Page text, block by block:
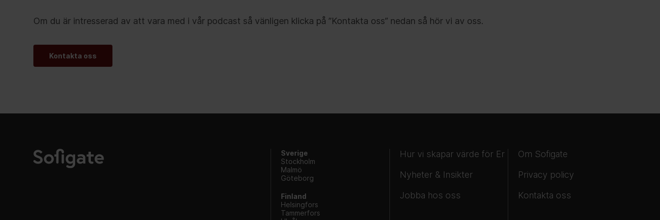
Om du är intresserad av att vara med i vår podcast så vänligen klicka på ”Kontakta oss” nedan så hör vi av oss.
Kontakta oss
Sverige
Stockholm
Malmö
Göteborg
Finland
Helsingfors
Tammerfors
Hur vi skapar värde för Er
Nyheter & Insikter
Jobba hos oss
Om Sofigate
Privacy policy
Kontakta oss